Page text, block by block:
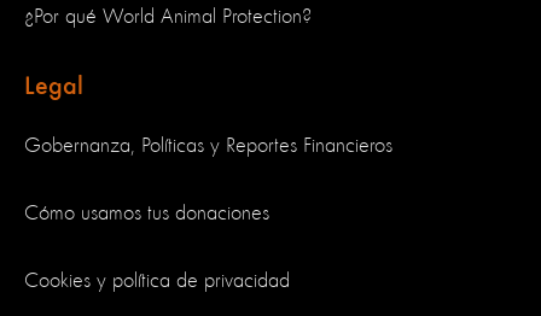
¿Por qué World Animal Protection?
Legal
Gobernanza, Políticas y Reportes Financieros
Cómo usamos tus donaciones
Cookies y política de privacidad